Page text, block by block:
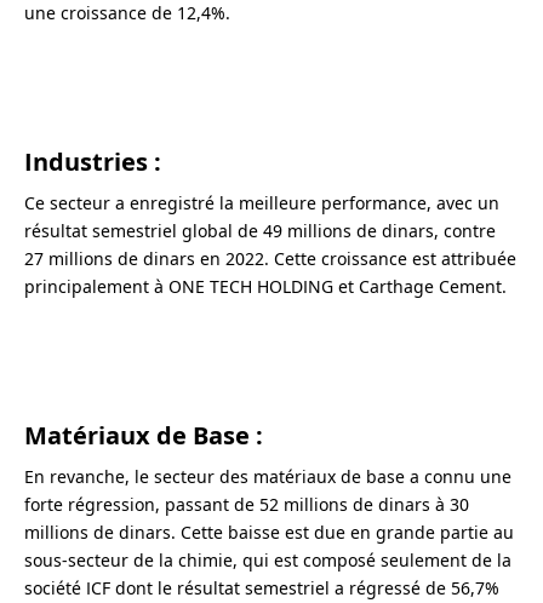
une croissance de 12,4%.
Industries :
Ce secteur a enregistré la meilleure performance, avec un
résultat semestriel global de 49 millions de dinars, contre
27 millions de dinars en 2022. Cette croissance est attribuée
principalement à ONE TECH HOLDING et Carthage Cement.
Matériaux de Base :
En revanche, le secteur des matériaux de base a connu une
forte régression, passant de 52 millions de dinars à 30
millions de dinars. Cette baisse est due en grande partie au
sous-secteur de la chimie, qui est composé seulement de la
société ICF dont le résultat semestriel a régressé de 56,7%